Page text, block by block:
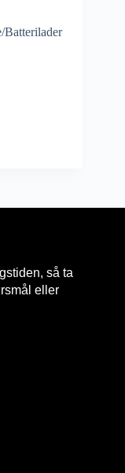
Batterilader
så ta
eller